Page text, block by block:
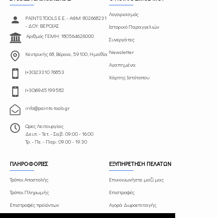
PAINTS TOOLS Ε.Ε. - ΑΦΜ: 802668231
- ΔΟΥ: ΒΕΡΟΙΑΣ
Αριθμός ΓΕΜΗ: 180564626000
Κεντρικής 68, Βέροια, 59100, Ημαθία
(+30)23310 76853
(+30)6945199582
info@paints-tools.gr
Ωρες Λειτουργίας
Δευτ. - Τετ. - Σαβ.: 09:00 - 16:00
Τρ. - Πε. - Παρ.: 09.00 - 19:30
Λογαριασμός
Ιστορικό Παραγγελιών
Συνεργάτες
Newsletter
Αγαπημένα
Χάρτης Ιστότοπου
ΠΛΗΡΟΦΟΡΙΕΣ
Τρόποι Αποστολής
Τρόποι Πληρωμής
Επιστροφές προϊόντων
ΕΞΥΠΗΡΕΤΗΣΗ ΠΕΛΑΤΩΝ
Επικοινωνήστε μαζί μας
Επιστροφές
Αγορά Δωροεπιταγής